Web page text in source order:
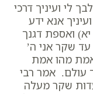
לי ועיניך דרכי
אנא ידע
ואספת דגנך
שקר אני ה’
אמת מהו אמת
עולם. אמר רבי
שקר מעלה